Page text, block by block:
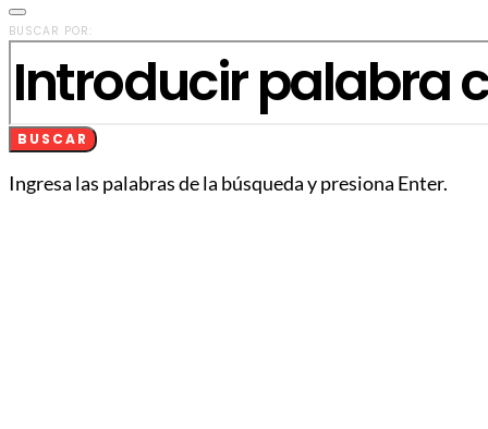
BUSCAR POR:
BUSCAR
Ingresa las palabras de la búsqueda y presiona Enter.